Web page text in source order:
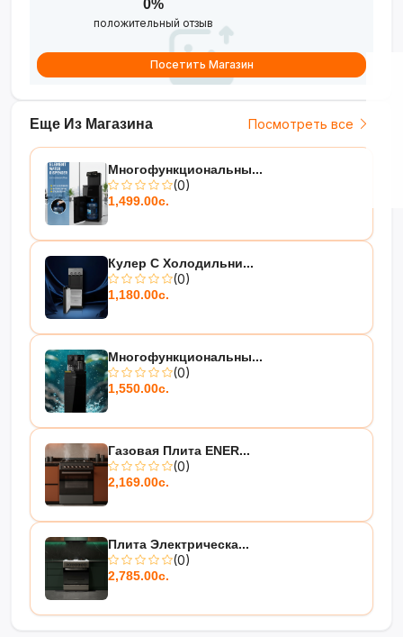
Еще Из Магазина Посмотреть все
Многофункциональны...
(0)
1,499.00с.
Кулер С Холодильни...
(0)
1,180.00с.
Многофункциональны...
(0)
1,550.00с.
Газовая Плита ENER...
(0)
2,169.00с.
Плита Электрическа...
(0)
2,785.00с.
0%
положительный отзыв
Посетить Магазин